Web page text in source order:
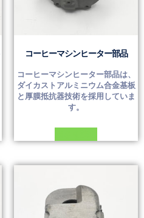
コーヒーマシンヒーター部品
コーヒーマシンヒーター部品は、
ダイカストアルミニウム合金基板
と厚膜抵抗器技術を採用していま
す。